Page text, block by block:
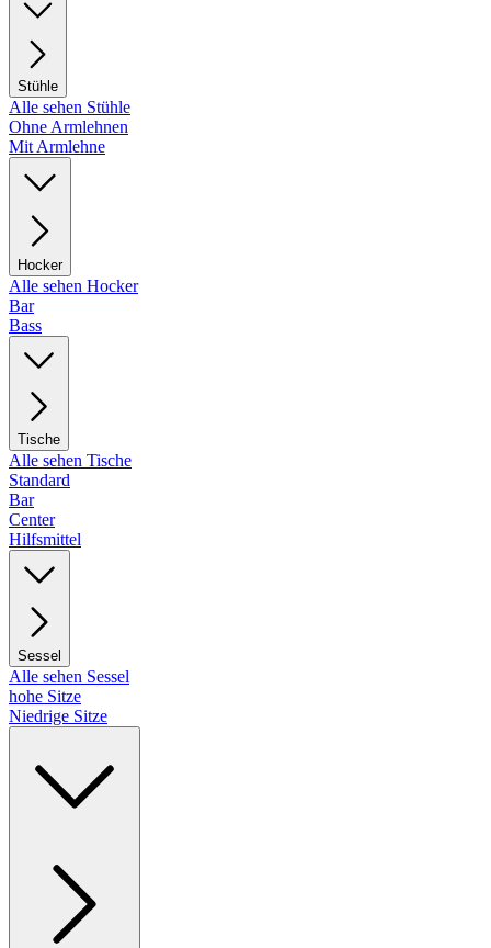
Stühle
Alle sehen Stühle
Ohne Armlehnen
Mit Armlehne
Hocker
Alle sehen Hocker
Bar
Bass
Tische
Alle sehen Tische
Standard
Bar
Center
Hilfsmittel
Sessel
Alle sehen Sessel
hohe Sitze
Niedrige Sitze